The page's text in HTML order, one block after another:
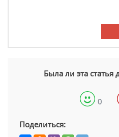
Была ли эта статья
0
Поделиться: